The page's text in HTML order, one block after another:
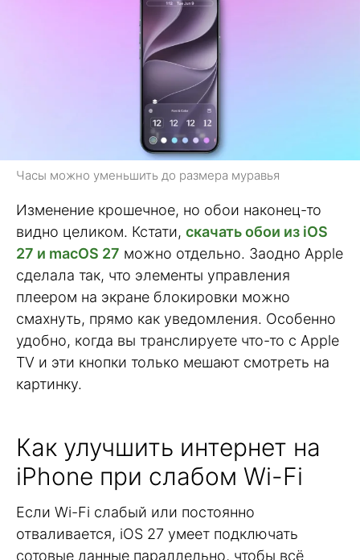
Часы можно уменьшить до размера муравья
Изменение крошечное, но обои наконец-то
видно целиком. Кстати, скачать обои из iOS
27 и macOS 27 можно отдельно. Заодно Apple
сделала так, что элементы управления
плеером на экране блокировки можно
смахнуть, прямо как уведомления. Особенно
удобно, когда вы транслируете что-то с Apple
TV и эти кнопки только мешают смотреть на
картинку.
Как улучшить интернет на
iPhone при слабом Wi-Fi
Если Wi-Fi слабый или постоянно
отваливается, iOS 27 умеет подключать
сотовые данные параллельно, чтобы всё